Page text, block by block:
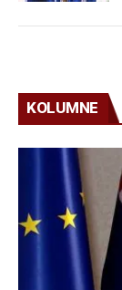
KOLUMNE